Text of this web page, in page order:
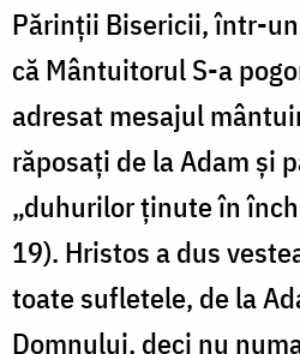
Părinții Bisericii, într-
că Mântuitorul S-a
adresat mesajul
răposaţi de la Adam şi
„duhurilor ţinute în
19). Hristos a dus
toate sufletele, de la
Domnului, deci nu